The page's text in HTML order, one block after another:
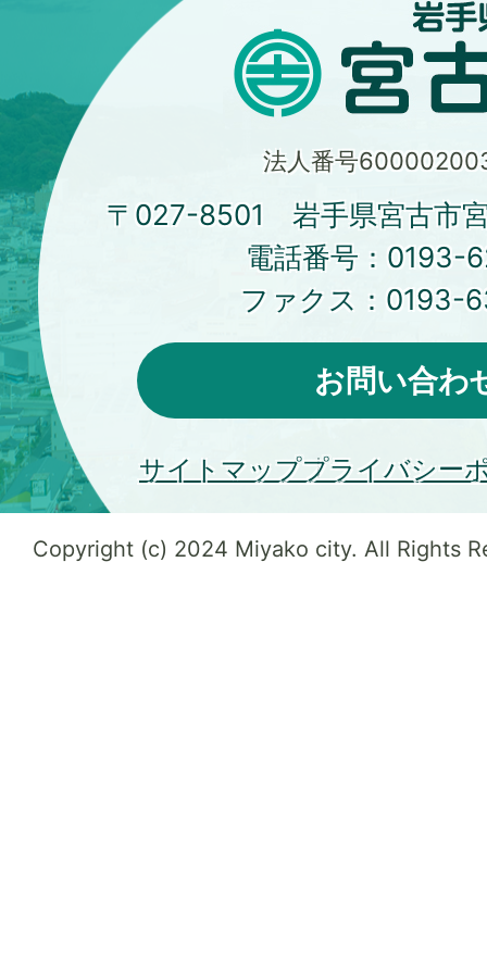
法人番号
〒027-8501 岩手県宮古市
電話番号： 0193-
ファクス： 0193-
お問い合わ
サイトマッププライバシー
Copyright (c) 2024 Miyako city. All Rights